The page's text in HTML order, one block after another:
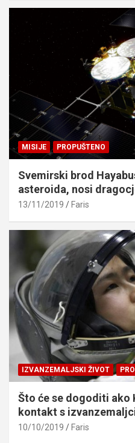
MISIJE PROPUŠTENO
Svemirski brod
asteroida, nosi
13/11/2019 Faris
IZVANZEMALJSKI ŽIVOT
Što će se dogoditi ako
kontakt s
10/10/2019 Faris